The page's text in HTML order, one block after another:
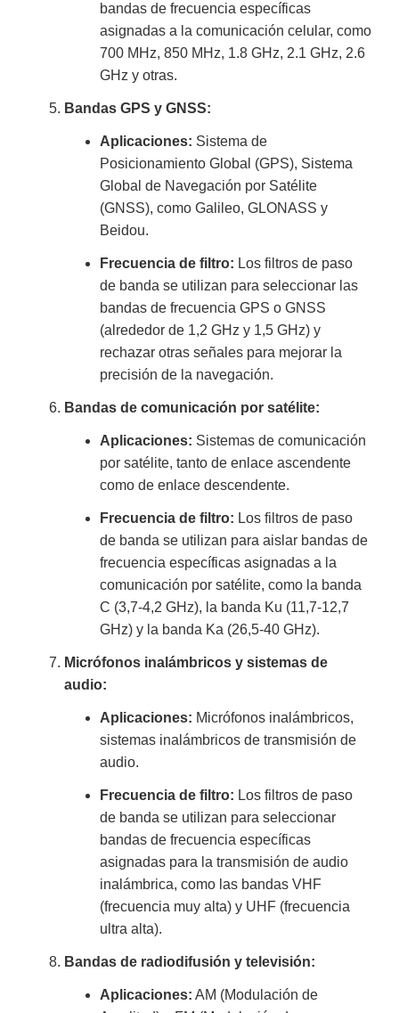
bandas de frecuencia específicas
asignadas a la comunicación celular, como
700 MHz, 850 MHz, 1.8 GHz, 2.1 GHz, 2.6
GHz y otras.
Bandas GPS y GNSS:
Aplicaciones: Sistema de
Posicionamiento Global (GPS), Sistema
Global de Navegación por Satélite
(GNSS), como Galileo, GLONASS y
Beidou.
Frecuencia de filtro: Los filtros de paso
de banda se utilizan para seleccionar las
bandas de frecuencia GPS o GNSS
(alrededor de 1,2 GHz y 1,5 GHz) y
rechazar otras señales para mejorar la
precisión de la navegación.
Bandas de comunicación por satélite:
Aplicaciones: Sistemas de comunicación
por satélite, tanto de enlace ascendente
como de enlace descendente.
Frecuencia de filtro: Los filtros de paso
de banda se utilizan para aislar bandas de
frecuencia específicas asignadas a la
comunicación por satélite, como la banda
C (3,7-4,2 GHz), la banda Ku (11,7-12,7
GHz) y la banda Ka (26,5-40 GHz).
Micrófonos inalámbricos y sistemas de
audio:
Aplicaciones: Micrófonos inalámbricos,
sistemas inalámbricos de transmisión de
audio.
Frecuencia de filtro: Los filtros de paso
de banda se utilizan para seleccionar
bandas de frecuencia específicas
asignadas para la transmisión de audio
inalámbrica, como las bandas VHF
(frecuencia muy alta) y UHF (frecuencia
ultra alta).
Bandas de radiodifusión y televisión:
Aplicaciones: AM (Modulación de